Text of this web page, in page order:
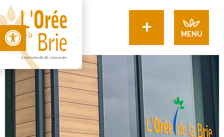
Open toolbar + MENU